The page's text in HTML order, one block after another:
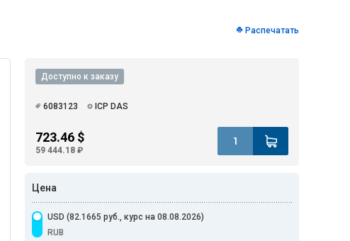
Распечатать
Доступно к заказу
6083123 ICP DAS
723.46 $
59 444.18 ₽
Цена
USD (82.1665 руб., курс на 08.08.2026)
RUB